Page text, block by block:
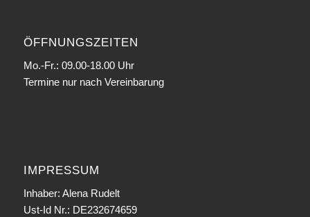
ÖFFNUNGSZEITEN
Mo.-Fr.: 09.00-18.00 Uhr
Termine nur nach Vereinbarung
IMPRESSUM
Inhaber: Alena Rudelt
Ust-Id Nr.: DE232674659